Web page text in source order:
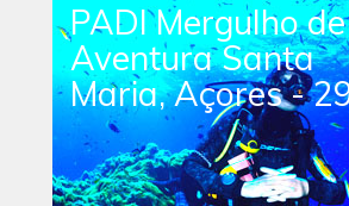
PADI Mergulho de
Aventura Santa
Maria, Açores -